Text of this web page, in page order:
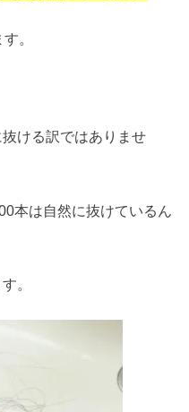
。
ける訳ではありませ
本は自然に抜けているん
。